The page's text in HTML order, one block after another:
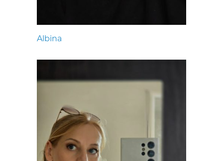
Albina